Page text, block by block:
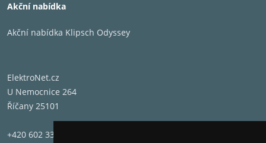
Akční nabídka
Akční nabídka Klipsch Odyssey
ElektroNet.cz
U Nemocnice 264
Říčany 25101
+420 602 331 662